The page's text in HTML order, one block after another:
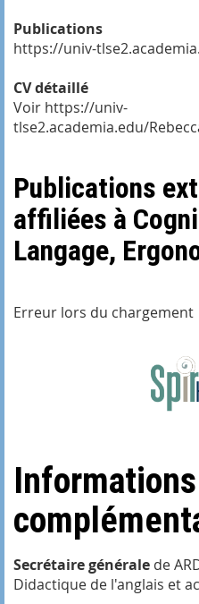
Publications
https://univ-
CV détaillé
Voir https://univ-
tlse2.academia.edu/
Publications
affiliées à
Langage,
Erreur lors du chargement
Informations
Secrétaire générale de
Didactique de l'anglais et